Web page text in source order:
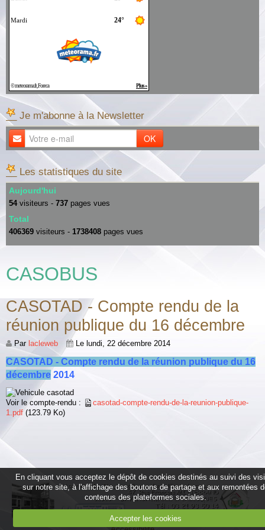
__ Je m'abonne à la Newsletter
OK
__ Les statistiques du site
Aujourd'hui
54 visiteurs - 737 pages vues
Total
406369 visiteurs - 1738408 pages vues
CASOBUS
CASOTAD - Compte rendu de la
réunion publique du 16 décembre
Par lacleweb Le lundi, 22 décembre 2014
CASOTAD - Compte rendu de la réunion publique du 16
décembre 2014
Voir le compte-rendu :
casotad-compte-rendu-de-la-reunion-publique-
1.pdf (123.79 Ko)
En cliquant vous acceptez le dépôt de cookies destinés au suivi des
sur notre site, à l'affichage des boutons de partage et aux remontées
contenus des plateformes sociales.
Accepter les cookies